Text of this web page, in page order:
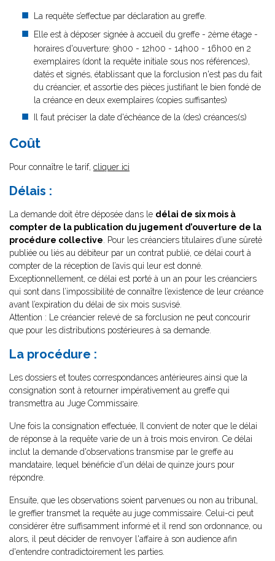
La requête s’effectue par déclaration au greffe.
Elle est à déposer signée à accueil du greffe - 2ème étage -
horaires d'ouverture: 9h00 - 12h00 - 14h00 - 16h00 en 2
exemplaires (dont la requête initiale sous nos références),
datés et signés, établissant que la forclusion n'est pas du fait
du créancier, et assortie des pièces justifiant le bien fondé de
la créance en deux exemplaires (copies suffisantes)
Il faut préciser la date d'échéance de la (des) créances(s)
Coût
Pour connaître le tarif, cliquer ici
Délais :
La demande doit être déposée dans le délai de six mois à
compter de la publication du jugement d’ouverture de la
procédure collective . Pour les créanciers titulaires d’une sûreté
publiée ou liés au débiteur par un contrat publié, ce délai court à
compter de la réception de l’avis qui leur est donné.
Exceptionnellement, ce délai est porté à un an pour les créanciers
qui sont dans l’impossibilité de connaître l’existence de leur créance
avant l’expiration du délai de six mois susvisé.
Attention : Le créancier relevé de sa forclusion ne peut concourir
que pour les distributions postérieures à sa demande.
La procédure :
Les dossiers et toutes correspondances antérieures ainsi que la
consignation sont à retourner impérativement au greffe qui
transmettra au Juge Commissaire.
Une fois la consignation effectuée, Il convient de noter que le délai
de réponse à la requête varie de un à trois mois environ. Ce délai
inclut la demande d'observations transmise par le greffe au
mandataire, lequel bénéficie d'un délai de quinze jours pour
répondre.
Ensuite, que les observations soient parvenues ou non au tribunal,
le greffier transmet la requête au juge commissaire. Celui-ci peut
considérer être suffisamment informé et il rend son ordonnance, ou
alors, il peut décider de renvoyer l'affaire à son audience afin
d'entendre contradictoirement les parties.